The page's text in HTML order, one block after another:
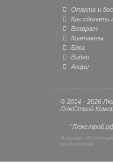
Оплата и
Как сделать
Возврат
Контакты
Блог
Видео
Акции
© 2014 - 2026
ЛюкСтрой
Наличие или
уведомления.